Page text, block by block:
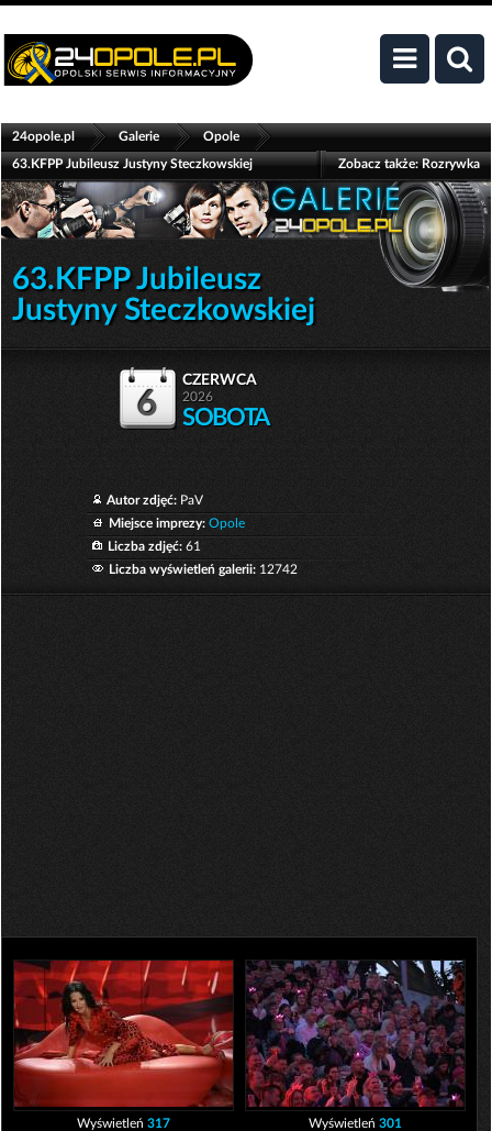
24opole.pl Galerie Opole
63.KFPP Jubileusz Justyny Steczkowskiej Zobacz także:Rozrywka
63.KFPP Jubileusz
Justyny Steczkowskiej
6
czerwca
2026
SOBOTA
Autor zdjęć: PaV
Miejsce imprezy: Opole
Liczba zdjęć: 61
Liczba wyświetleń galerii: 12742
Wyświetleń 317 Wyświetleń 301